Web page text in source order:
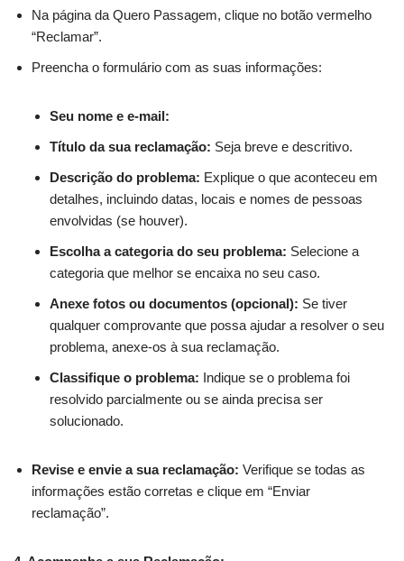
Na página da Quero Passagem, clique no botão vermelho
“Reclamar”.
Preencha o formulário com as suas informações:
Seu nome e e-mail:
Título da sua reclamação: Seja breve e descritivo.
Descrição do problema: Explique o que aconteceu em
detalhes, incluindo datas, locais e nomes de pessoas
envolvidas (se houver).
Escolha a categoria do seu problema: Selecione a
categoria que melhor se encaixa no seu caso.
Anexe fotos ou documentos (opcional): Se tiver
qualquer comprovante que possa ajudar a resolver o seu
problema, anexe-os à sua reclamação.
Classifique o problema: Indique se o problema foi
resolvido parcialmente ou se ainda precisa ser
solucionado.
Revise e envie a sua reclamação: Verifique se todas as
informações estão corretas e clique em “Enviar
reclamação”.